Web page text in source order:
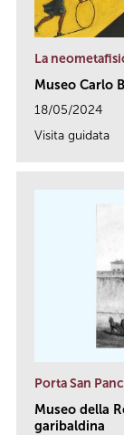
La
Museo Carlo
18/05/2024
Visita guidata
Porta San
Museo della
garibaldina